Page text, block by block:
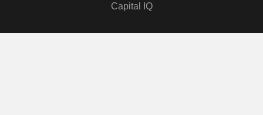
Capital IQ